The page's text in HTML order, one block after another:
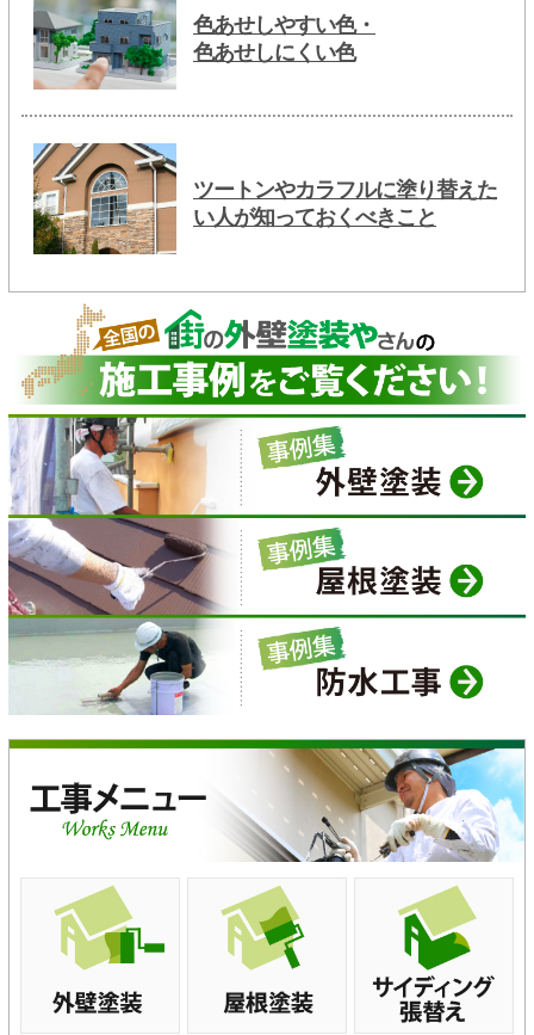
色あせしやすい色・
色あせしにくい色
ツートンやカラフルに塗り替えた
い人が知っておくべきこと